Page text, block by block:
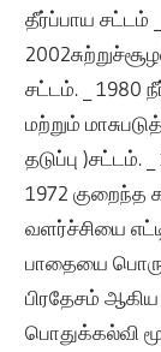
தீர்ப்பாய சட்டம் _
சட்டம். _ 1980
மற்றும்
தடுப்பு )சட்டம்.
1972 குறைந்த
வளர்ச்சியை
பாதையை
பிரதேசம்
பொதுக்கல்வி